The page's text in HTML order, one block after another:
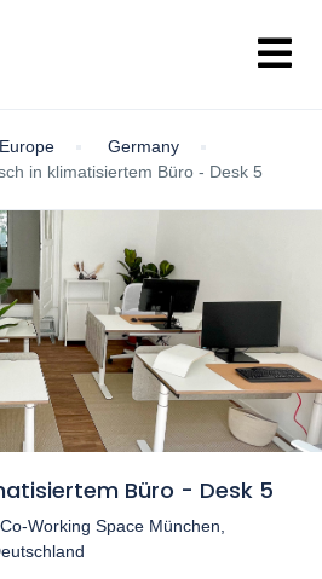
Europe
Germany
in klimatisiertem Büro - Desk 5
Büro - Desk 5
Working Space München,